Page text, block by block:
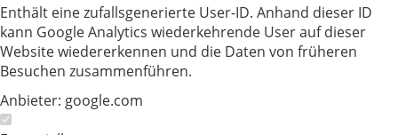
Enthält eine zufallsgenerierte User-ID. Anhand dieser ID
kann Google Analytics wiederkehrende User auf dieser
Website wiedererkennen und die Daten von früheren
Besuchen zusammenführen.
Anbieter: google.com